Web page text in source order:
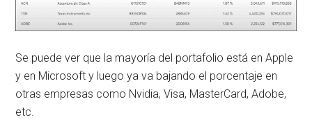
Se puede ver que la mayoría del portafolio está en Apple
y en Microsoft y luego ya va bajando el porcentaje en
otras empresas como Nvidia, Visa, MasterCard, Adobe,
etc.